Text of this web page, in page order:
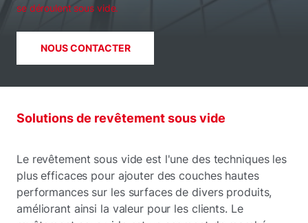
se déroulent sous vide.
NOUS CONTACTER
Solutions de revêtement sous vide
Le revêtement sous vide est l'une des techniques les
plus efficaces pour ajouter des couches hautes
performances sur les surfaces de divers produits,
améliorant ainsi la valeur pour les clients. Le